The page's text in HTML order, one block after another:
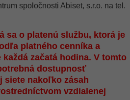
spoločnosti Abiset, s.r.o. na tel.
sa o platenú službu, ktorá je
platného cenníka a
každá začatá hodina. V tomto
dostupnosť
siete nakoľko zásah
vzdialenej